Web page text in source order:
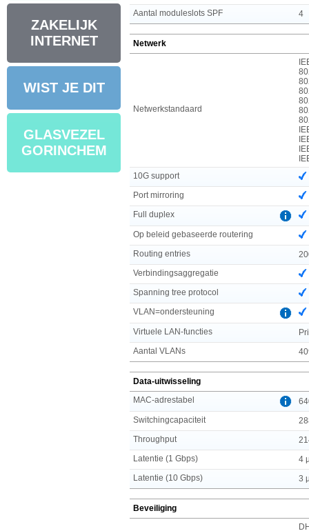
ZAKELIJK
INTERNET
WIST JE DIT
GLASVEZEL
GORINCHEM
Aantal moduleslots SPF
4
Netwerk
Netwerkstandaard
10G support
Port mirroring
Full duplex
Op beleid gebaseerde routering
Routing entries
Verbindingsaggregatie
Spanning tree protocol
VLAN=ondersteuning
Virtuele LAN-functies
Aantal VLANs
Data-uitwisseling
MAC-adrestabel
Switchingcapaciteit
Throughput
Latentie (1 Gbps)
4
Latentie (10 Gbps)
3
Beveiliging